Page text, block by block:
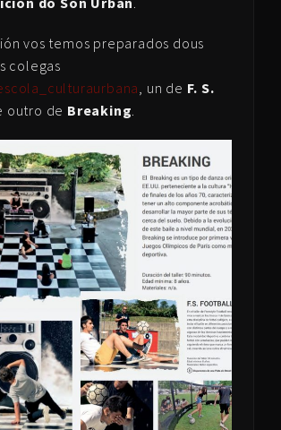
vos temos preparados dous
colegas
, un de F. S.
outro de Breaking